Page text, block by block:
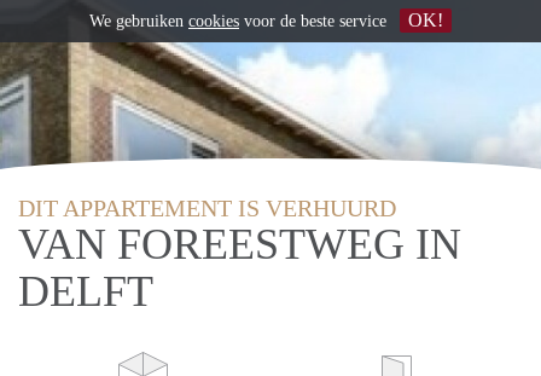
DIT APPARTEMENT IS VERHUURD
VAN FOREESTWEG IN
DELFT
We gebruiken cookies voor de beste service OK!